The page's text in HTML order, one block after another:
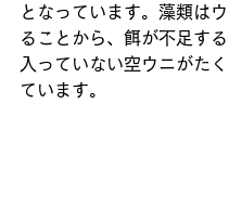
となっています。藻類は
ることから、餌が不足す
入っていない空ウニがた
ています。